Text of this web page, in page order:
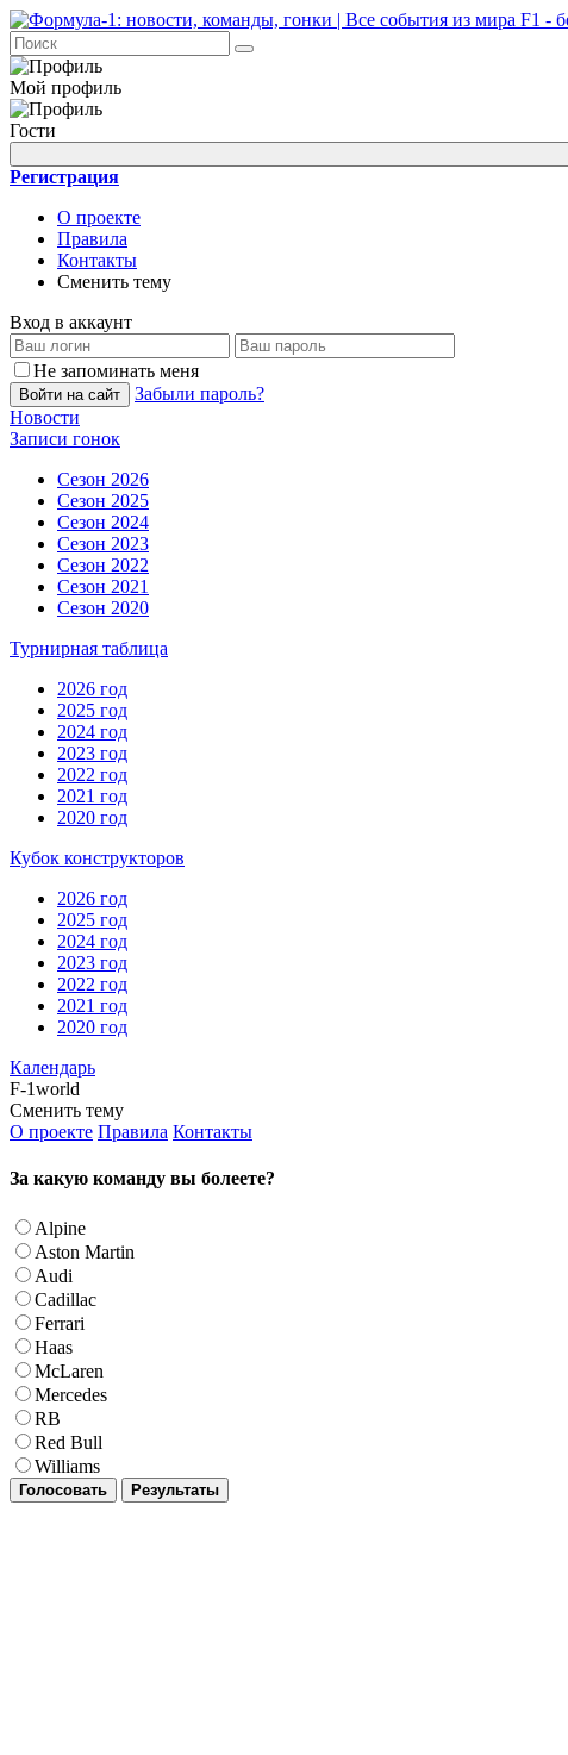
Мой профиль
Гости
Регистрация
О проекте
Правила
Контакты
Сменить тему
Вход в аккаунт
Не запоминать меня
Войти на сайт
Забыли пароль?
Новости
Записи гонок
Сезон 2026
Сезон 2025
Сезон 2024
Сезон 2023
Сезон 2022
Сезон 2021
Сезон 2020
Турнирная таблица
2026 год
2025 год
2024 год
2023 год
2022 год
2021 год
2020 год
Кубок конструкторов
2026 год
2025 год
2024 год
2023 год
2022 год
2021 год
2020 год
Календарь
F-1world
Сменить тему
О проекте Правила Контакты
За какую команду вы болеете?
Alpine
Aston Martin
Audi
Cadillac
Ferrari
Haas
McLaren
Mercedes
RB
Red Bull
Williams
Голосовать Результаты